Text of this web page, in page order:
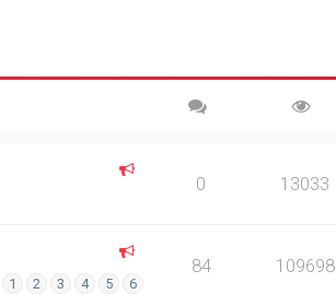
0 13033
1 2 3 4 5 6
84 109698